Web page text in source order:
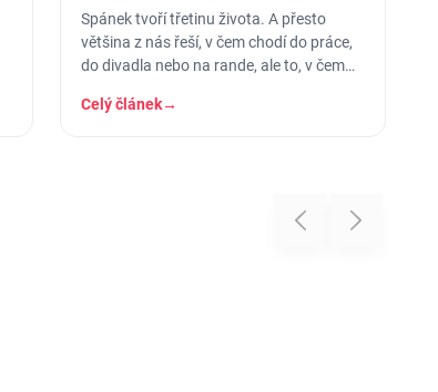
Spánek tvoří třetinu života. A přesto
většina z nás řeší, v čem chodí do práce,
do divadla nebo na rande, ale to, v čem
Celý článek→
Previous Next